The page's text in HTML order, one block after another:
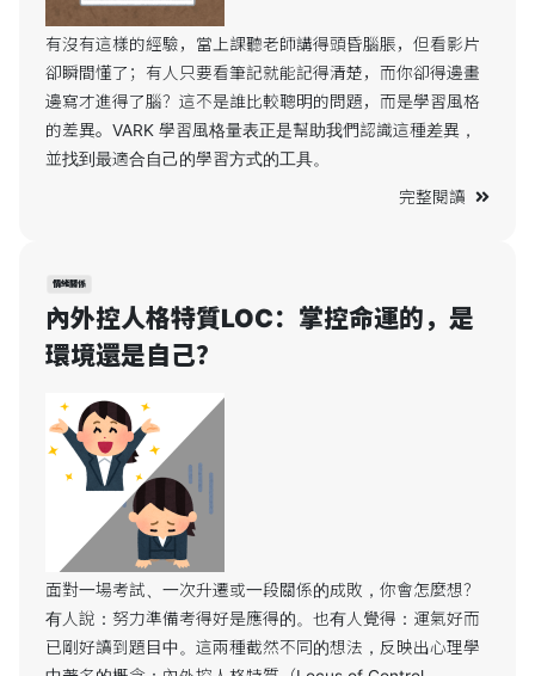
有沒有這樣的經驗，當上課聽老師講得頭昏腦脹，但看影片
卻瞬間懂了；有人只要看筆記就能記得清楚，而你卻得邊畫
邊寫才進得了腦？這不是誰比較聰明的問題，而是學習風格
的差異。VARK 學習風格量表正是幫助我們認識這種差異，
並找到最適合自己的學習方式的工具。
完整閱讀
情緒關係
內外控人格特質LOC：掌控命運的，是
環境還是自己？
面對一場考試、一次升遷或一段關係的成敗，你會怎麼想？
有人說：努力準備考得好是應得的。也有人覺得：運氣好而
已剛好讀到題目中。這兩種截然不同的想法，反映出心理學